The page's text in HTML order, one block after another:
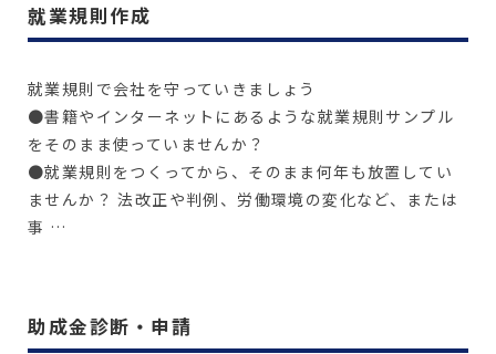
就業規則作成
就業規則で会社を守っていきましょう
●書籍やインターネットにあるような就業規則サンプル
をそのまま使っていませんか？
●就業規則をつくってから、そのまま何年も放置してい
ませんか？ 法改正や判例、労働環境の変化など、または
事 …
助成金診断・申請